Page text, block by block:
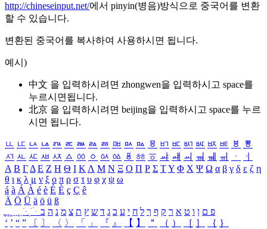
http://chineseinput.net/에서 pinyin(병음)방식으로 중국어를 변환
할 수 있습니다.
변환된 중국어를 복사하여 사용하시면 됩니다.
예시)
中文 을 입력하시려면 zhongwen을 입력하시고 space를
누르시면됩니다.
北京 을 입력하시려면 beijing을 입력하시고 space를 누르
시면 됩니다.
ㅥ ㅦ ㅧ ㅨ ㅩ ㅪ ㅫ ㅬ ㅭ ㅮ ㅯ ㅰ ㅱ ㅲ ㅳ ㅴ ㅵ ㅶ ㅷ ㅸ
ㅹ
ㅺ ㅻ ㅼ ㅽ ㅾ ㅿ ㆀ ㆁ ㆂ ㆃ ㆄ ㆅ ㆆ ㆇ ㆈ ㆉ ㆊ ㆋ ㆌ ㆍ
ㆎ
Α Β ΓΔ Ε Ζ Η Θ Ι ΚΛ Μ Ν Ξ Ο Π Ρ Σ ΤΥ Φ Χ Ψ Ω α β γ δ ε ζ η
θ ι κ λ μ ν ξ ο π ρ σ τ υ φ χ ψ ω
á à Á À é è É È ç Ç ê
Ä Ö Ü ä ö ü ß
ִֶֹ ֻּ ׁׂ פ ם ן ו ט א ר ק ף ך ל ח י ע כ ג ד ש ץ ת צ מ נ ה ב
‘ ’ “ ” 〔 〕 〈 〉 「 」 『 』 【 】 ＂ （ ） ［ ］ ｛ ｝